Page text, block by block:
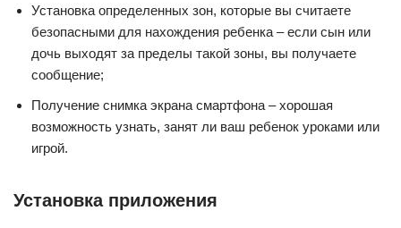
Установка определенных зон, которые вы считаете
безопасными для нахождения ребенка – если сын или
дочь выходят за пределы такой зоны, вы получаете
сообщение;
Получение снимка экрана смартфона – хорошая
возможность узнать, занят ли ваш ребенок уроками или
игрой.
Установка приложения